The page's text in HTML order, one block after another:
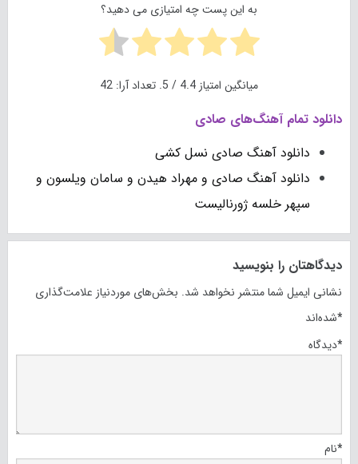
به این پست چه امتیازی می دهید؟
میانگین امتیاز 4.4 / 5. تعداد آرا: 42
دانلود تمام آهنگ‌های صادی
دانلود آهنگ صادی نسل کشی
دانلود آهنگ صادی و مهراد هیدن و سامان ویلسون و
سپهر خلسه ژورنالیست
دیدگاهتان را بنویسید
نشانی ایمیل شما منتشر نخواهد شد. بخش‌های موردنیاز علامت‌گذاری
شده‌اند*
دیدگاه*
نام*